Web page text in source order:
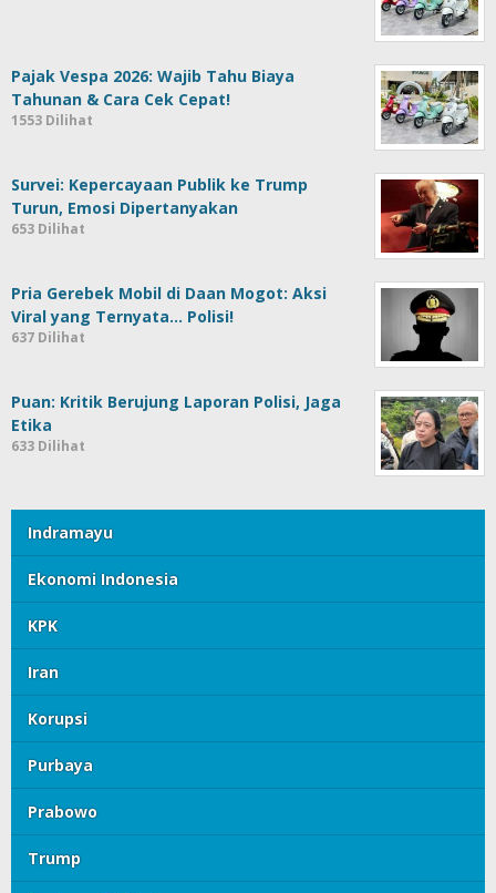
Pajak Vespa 2026: Wajib Tahu Biaya
Tahunan & Cara Cek Cepat!
1553 Dilihat
Survei: Kepercayaan Publik ke Trump
Turun, Emosi Dipertanyakan
653 Dilihat
Pria Gerebek Mobil di Daan Mogot: Aksi
Viral yang Ternyata… Polisi!
637 Dilihat
Puan: Kritik Berujung Laporan Polisi, Jaga
Etika
633 Dilihat
Indramayu
Ekonomi Indonesia
KPK
Iran
Korupsi
Purbaya
Prabowo
Trump